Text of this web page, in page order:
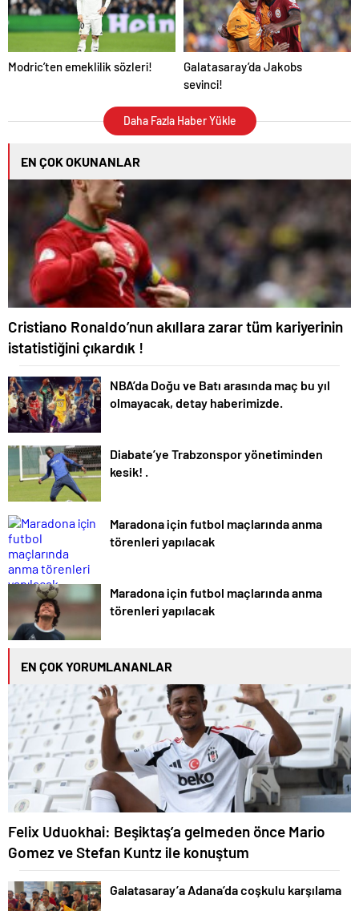
Modric’ten emeklilik sözleri!
Galatasaray’da Jakobs
sevinci!
Daha Fazla Haber Yükle
EN ÇOK OKUNANLAR
Cristiano Ronaldo’nun akıllara zarar tüm kariyerinin
istatistiğini çıkardık !
NBA’da Doğu ve Batı arasında maç bu yıl
olmayacak, detay haberimizde.
Diabate’ye Trabzonspor yönetiminden
kesik! .
Maradona için futbol maçlarında anma
törenleri yapılacak
Maradona için futbol maçlarında anma
törenleri yapılacak
EN ÇOK YORUMLANANLAR
Felix Uduokhai: Beşiktaş’a gelmeden önce Mario
Gomez ve Stefan Kuntz ile konuştum
Galatasaray’a Adana’da coşkulu karşılama